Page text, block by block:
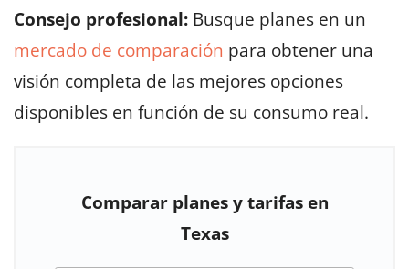
Consejo profesional: Busque planes en un
mercado de comparación para obtener una
visión completa de las mejores opciones
disponibles en función de su consumo real.
Comparar planes y tarifas en
Texas